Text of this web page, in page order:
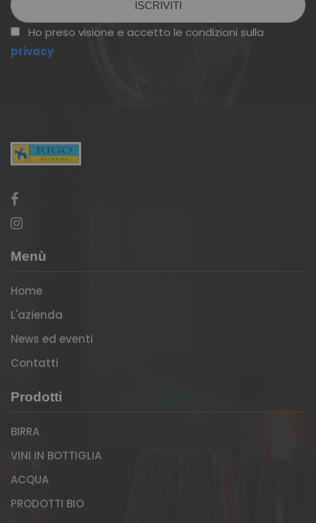
VuotoHo preso visione e accetto le condizioni sulla
privacy
Menù
Home
L'azienda
News ed eventi
Contatti
Prodotti
BIRRA
VINI IN BOTTIGLIA
ACQUA
PRODOTTI BIO